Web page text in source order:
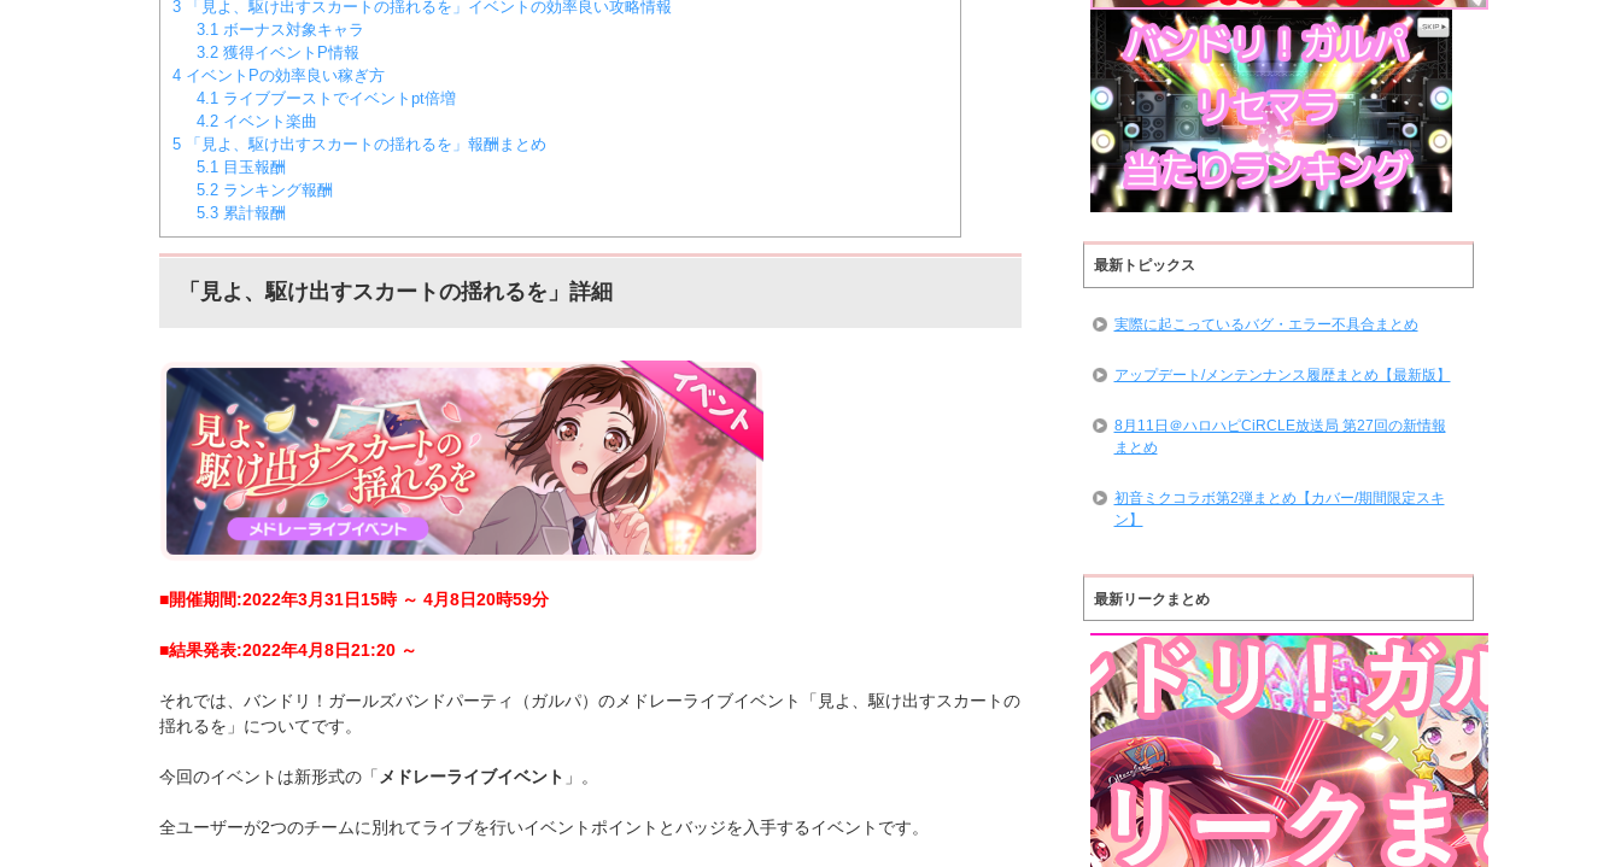
3 「見よ、駆け出すスカートの揺れるを」イベントの効率良い攻略情報
3.1 ボーナス対象キャラ
3.2獲得イベントP情報
4 イベントPの効率良い稼ぎ方
4.1 ライブブーストでイベントpt倍増
4.2イベント楽曲
5 「見よ、駆け出すスカートの揺れるを」報酬まとめ
5.1 目玉報酬
5.2ランキング報酬
5.3累計報酬
「見よ、駆け出すスカートの揺れるを」詳細
■開催期間:2022年3月31日15時 ～ 4月8日20時59分
■結果発表:2022年4月8日21:20 ～
それでは、バンドリ！ガールズバンドパーティ（ガルパ）のメドレーライブイベント「見よ、駆け出すスカートの
揺れるを」についてです。
今回のイベントは新形式の「メドレーライブイベント 」。
全ユーザーが2つのチームに別れてライブを行いイベントポイントとバッジを入手するイベントです。
最新トピックス
実際に起こっているバグ・エラー不具合まとめ
アップデート/メンテンナンス履歴まとめ【最新版】
8月11日＠ハロハピCiRCLE放送局 第27回の新情報
まとめ
初音ミクコラボ第2弾まとめ【カバー/期間限定スキ
ン】
最新リークまとめ